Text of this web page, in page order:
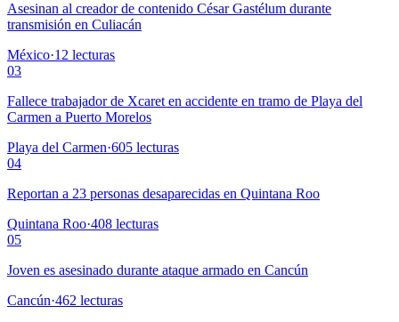
Asesinan al creador de contenido César Gastélum durante
transmisión en Culiacán
México·12 lecturas
03
Fallece trabajador de Xcaret en accidente en tramo de Playa del
Carmen a Puerto Morelos
Playa del Carmen·605 lecturas
04
Reportan a 23 personas desaparecidas en Quintana Roo
Quintana Roo·408 lecturas
05
Joven es asesinado durante ataque armado en Cancún
Cancún·462 lecturas